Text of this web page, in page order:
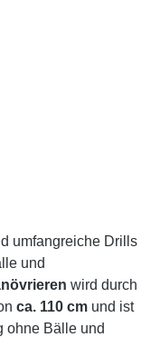
umfangreiche Drills
und
wird durch
ca. 110 cm und ist
ohne Bälle und